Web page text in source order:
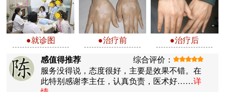
●就诊图 ●治疗前 ●治疗后
感值得推荐
综合评价：
服务没得说，态度很好，主要是效果不错。在
此特别感谢李主任，认真负责，医术好……详